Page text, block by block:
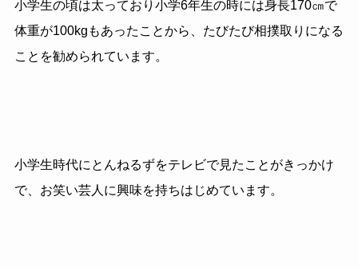
小学生の頃は太っており小学6年生の時には身長170㎝で
体重が100kgもあったことから、たびたび相撲取りになる
ことを勧められています。
小学生時代にとんねるずをテレビで見たことがきっかけ
で、お笑い芸人に興味を持ちはじめています。